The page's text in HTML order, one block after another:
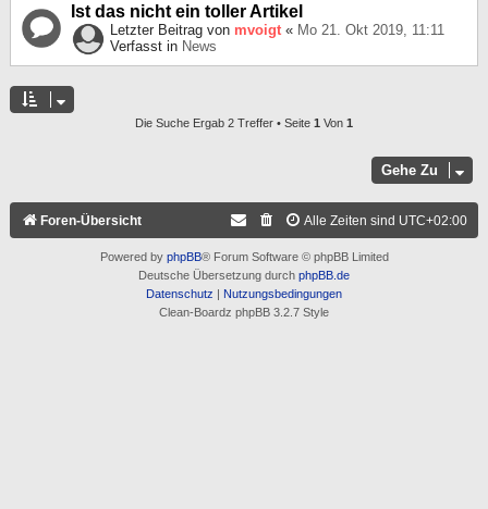
Ist das nicht ein toller Artikel
Letzter Beitrag von mvoigt « Mo 21. Okt 2019, 11:11
Verfasst in News
Die Suche Ergab 2 Treffer • Seite 1 Von 1
Gehe Zu
Foren-Übersicht Alle Zeiten sind UTC+02:00
Powered by phpBB® Forum Software © phpBB Limited
Deutsche Übersetzung durch phpBB.de
Datenschutz | Nutzungsbedingungen
Clean-Boardz phpBB 3.2.7 Style